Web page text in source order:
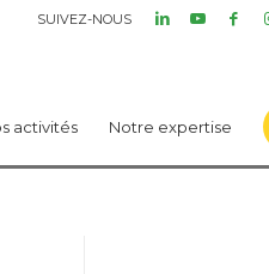
SUIVEZ-NOUS
activités Notre expertise